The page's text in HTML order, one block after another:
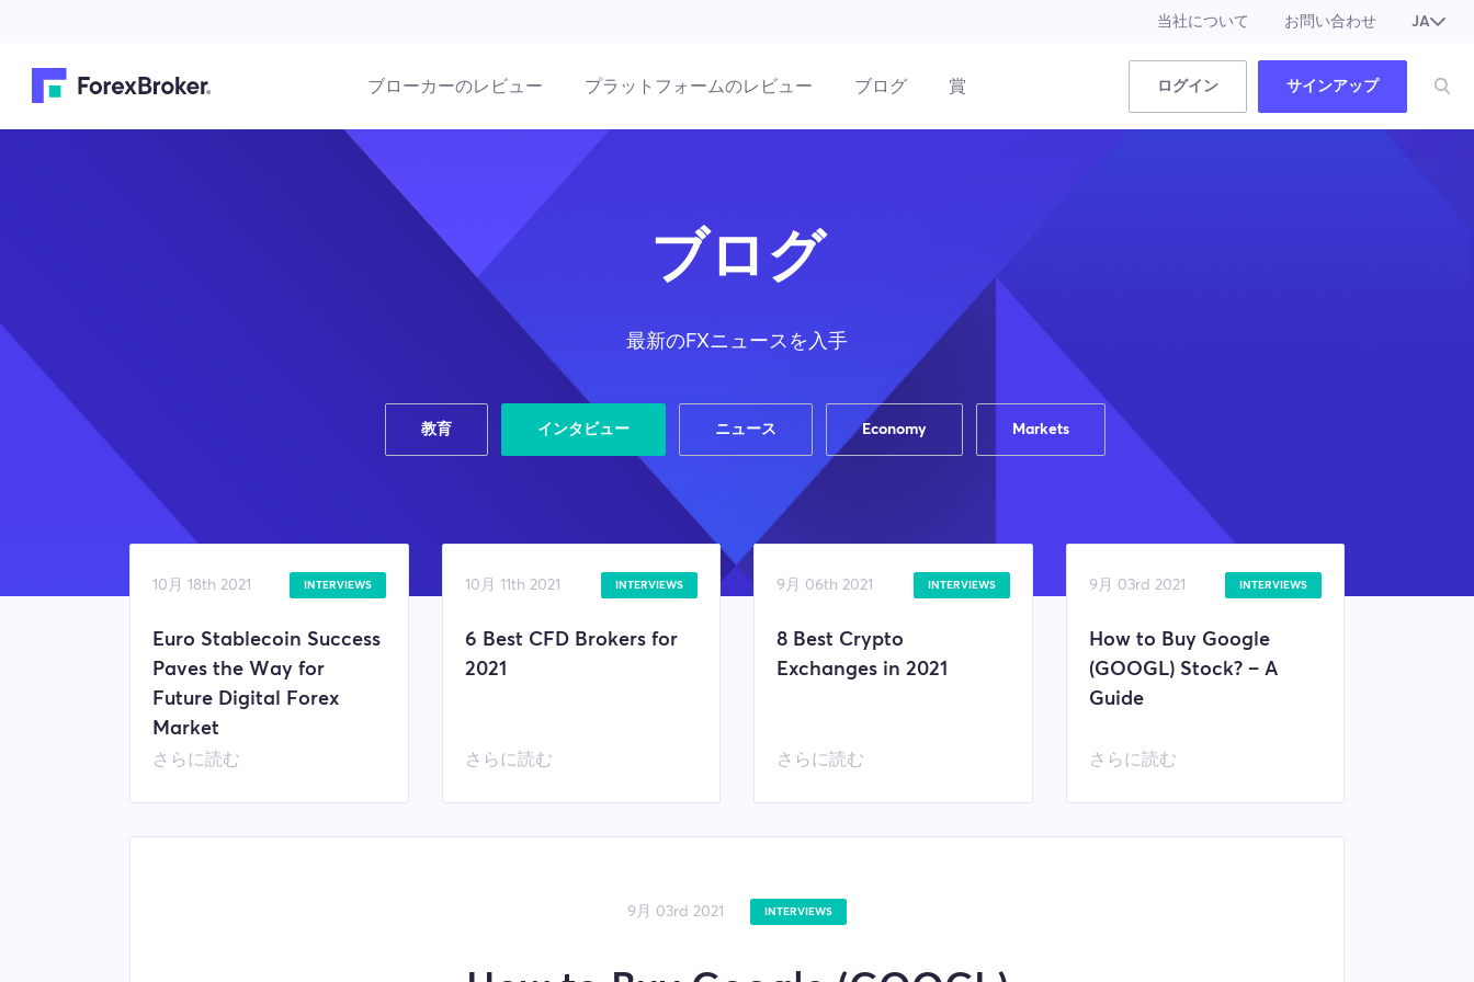
当社について お問い合わせ JA
ブローカーのレビュー プラットフォームのレビュー ブログ 賞 ログイン サインアップ
ブログ
最新のFXニュースを入手
教育 インタビュー ニュース Economy Markets
10月 18th 2021 INTERVIEWS
Euro Stablecoin Success
Paves the Way for
Future Digital Forex
Market
さらに読む
10月 11th 2021 INTERVIEWS
6 Best CFD Brokers for
2021
さらに読む
9月 06th 2021 INTERVIEWS
8 Best Crypto
Exchanges in 2021
さらに読む
9月 03rd 2021 INTERVIEWS
How to Buy Google
(GOOGL) Stock? – A
Guide
さらに読む
9月 03rd 2021 INTERVIEWS